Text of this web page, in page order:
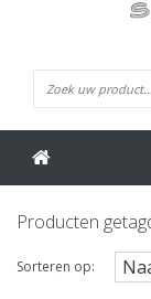
Producten
Sorteren op: